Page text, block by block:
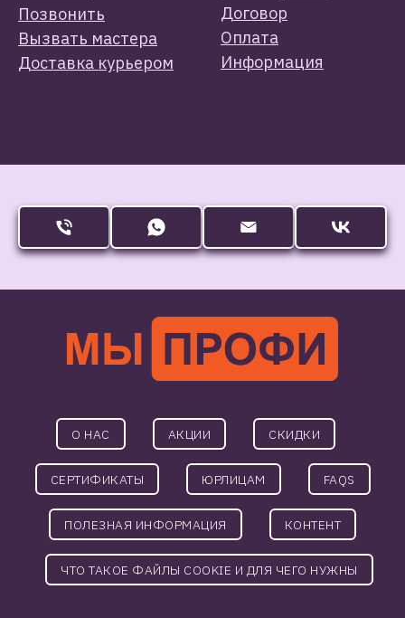
Позвонить
Вызвать мастера
Доставка курьером
Договор
Оплата
Информация
О НАС АКЦИИ СКИДКИ
СЕРТИФИКАТЫ ЮРЛИЦАМ FAQS
ПОЛЕЗНАЯ ИНФОРМАЦИЯ КОНТЕНТ
ЧТО ТАКОЕ ФАЙЛЫ COOKIE И ДЛЯ ЧЕГО НУЖНЫ